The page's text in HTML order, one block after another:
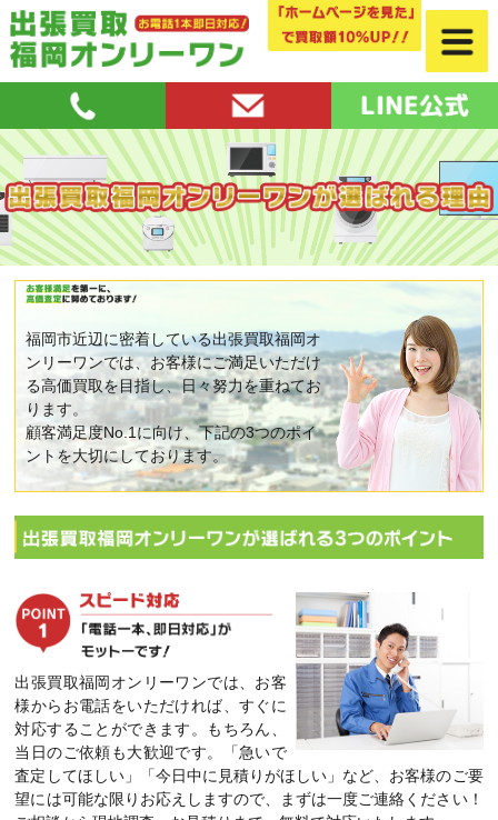
福岡市近辺に密着している出張買取福岡オ
ンリーワンでは、お客様にご満足いただけ
る高価買取を目指し、日々努力を重ねてお
ります。
顧客満足度No.1に向け、下記の3つのポイ
ントを大切にしております。
出張買取福岡オンリーワンでは、お客
様からお電話をいただければ、すぐに
対応することができます。もちろん、
当日のご依頼も大歓迎です。「急いで
査定してほしい」「今日中に見積りがほしい」など、お客様のご要
望には可能な限りお応えしますので、まずは一度ご連絡ください！